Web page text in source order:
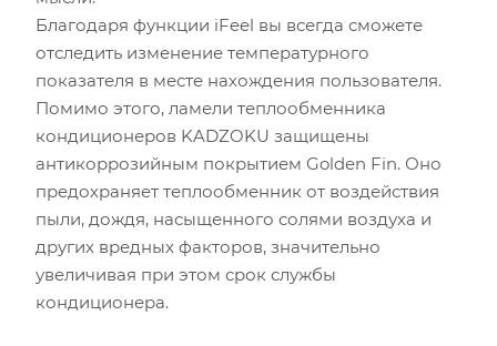
Благодаря функции iFeel вы всегда сможете
отследить изменение температурного
показателя в месте нахождения пользователя.
Помимо этого, ламели теплообменника
кондиционеров KADZOKU защищены
антикоррозийным покрытием Golden Fin. Оно
предохраняет теплообменник от воздействия
пыли, дождя, насыщенного солями воздуха и
других вредных факторов, значительно
увеличивая при этом срок службы
кондиционера.
кВт
Рекомендуемый диапазон мощности: 2.40